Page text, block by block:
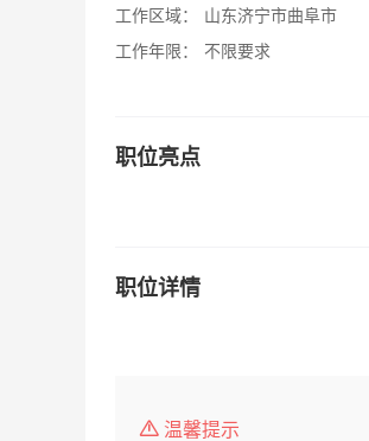
工作区域：
山东济宁市曲阜市
工作年限：
不限要求
职位亮点
职位详情
温馨提示